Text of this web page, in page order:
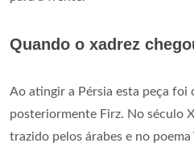
Quando o xadrez
Ao atingir a Pérsia esta peça foi
posteriormente Firz. No século
trazido pelos árabes e no poema